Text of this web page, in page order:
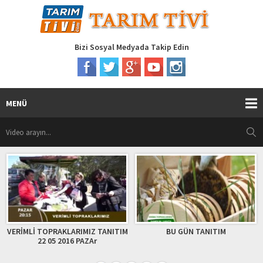
Bizi Sosyal Medyada Takip Edin
MENÜ
TANITIM
BU GÜN TANITIM
KÖY